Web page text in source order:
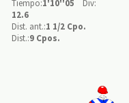
Tiempo:1'10''05
Div:
12.6
Dist. ant.:1 1/2 Cpo.
Dist.:9 Cpos.